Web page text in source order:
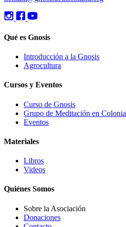
Qué es Gnosis
Introducción a la Gnosis
Agrocultura
Cursos y Eventos
Curso de Gnosis
Grupo de Meditación en Colonia
Eventos
Materiales
Libros
Videos
Quiénes Somos
Sobre la Asociación
Donaciones